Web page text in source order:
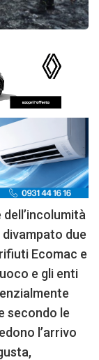
divampato due
Ecomac e
e gli enti
secondo le
l’arrivo